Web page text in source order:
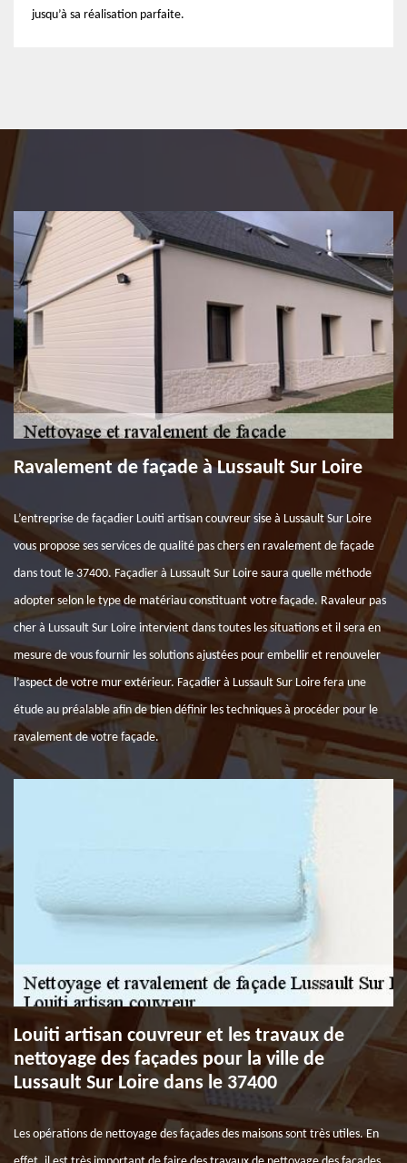
jusqu’à sa réalisation parfaite.
Ravalement de façade à Lussault Sur Loire
L’entreprise de façadier Louiti artisan couvreur sise à Lussault Sur Loire
vous propose ses services de qualité pas chers en ravalement de façade
dans tout le 37400. Façadier à Lussault Sur Loire saura quelle méthode
adopter selon le type de matériau constituant votre façade. Ravaleur pas
cher à Lussault Sur Loire intervient dans toutes les situations et il sera en
mesure de vous fournir les solutions ajustées pour embellir et renouveler
l’aspect de votre mur extérieur. Façadier à Lussault Sur Loire fera une
étude au préalable afin de bien définir les techniques à procéder pour le
ravalement de votre façade.
Louiti artisan couvreur et les travaux de
nettoyage des façades pour la ville de
Lussault Sur Loire dans le 37400
Les opérations de nettoyage des façades des maisons sont très utiles. En